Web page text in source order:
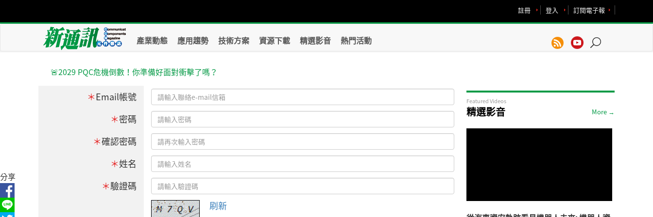
訂閱電子報
登入
註冊
產業動態 應用趨勢 技術方案 資源下載 精選影音 熱門活動
🚨2029 PQC危機倒數！你準備好面對衝擊了嗎？
＊Email帳號
＊密碼
＊確認密碼
＊姓名
＊驗證碼
刷新
Featured Videos
精選影音 More →
分享